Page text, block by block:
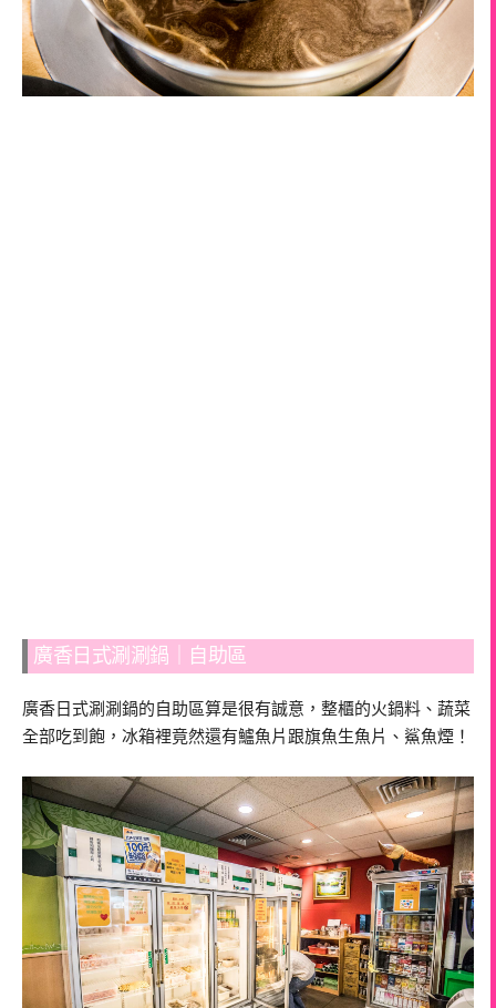
廣香日式涮涮鍋｜自助區
廣香日式涮涮鍋的自助區算是很有誠意，整櫃的火鍋料、蔬菜
全部吃到飽，冰箱裡竟然還有鱸魚片跟旗魚生魚片、鯊魚煙！